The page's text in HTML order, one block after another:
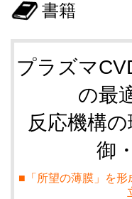
書籍
プラズマ
の最
反応機構
御
■「所望の薄膜」を